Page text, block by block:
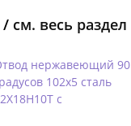
/ см. весь раздел
нержавеющий 90
102х5 сталь
с